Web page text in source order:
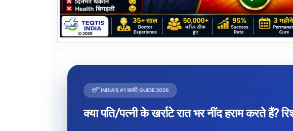
😴 INDIA'S #1 खर्राटे GUIDE 2026
क्या पति/पत्नी के खर्राटे रात भर नींद हराम करते हैं?